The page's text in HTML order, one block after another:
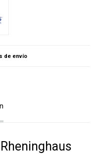
de envío